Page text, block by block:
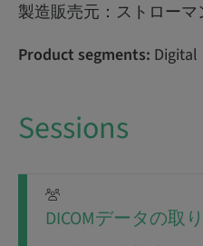
製造販売元：ストロー
Product segments: Digital
Sessions
DICOMデータの取